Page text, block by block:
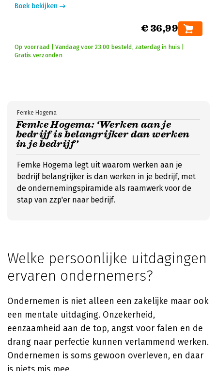
Boek bekijken
€ 36,99
Op voorraad | Vandaag voor 23:00 besteld, zaterdag in huis |
Gratis verzonden
Femke Hogema: ‘Werken aan je
bedrijf is belangrijker dan werken
in je bedrijf’
Femke Hogema
Femke Hogema legt uit waarom werken aan je
bedrijf belangrijker is dan werken in je bedrijf, met
de ondernemingspiramide als raamwerk voor de
stap van zzp'er naar bedrijf.
Welke persoonlijke uitdagingen
ervaren ondernemers?
Ondernemen is niet alleen een zakelijke maar ook
een mentale uitdaging. Onzekerheid,
eenzaamheid aan de top, angst voor falen en de
drang naar perfectie kunnen verlammend werken.
Ondernemen is soms gewoon overleven, en daar